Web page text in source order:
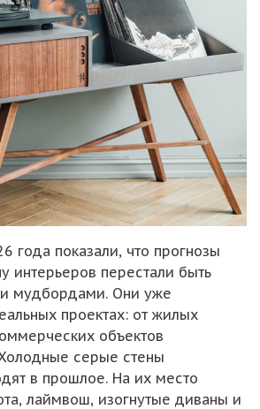
года показали, что прогнозы
интерьеров перестали быть
мудбордами. Они уже
проектах: от жилых
объектов
серые стены
в прошлое. На их место
лаймвош, изогнутые диваны и